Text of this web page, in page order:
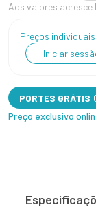
Aos valores acresce
Preços
Iniciar
PORTES GRÁTIS
Preço exclusivo